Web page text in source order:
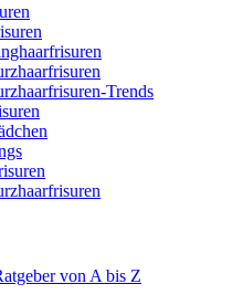
Trends
von A bis Z